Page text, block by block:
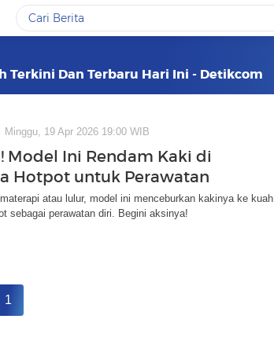
Terkini Dan Terbaru Hari Ini - Detikcom
Minggu, 19 Apr 2026 19:00 WIB
Model Ini Rendam Kaki di
Hotpot untuk Perawatan
atau lulur, model ini menceburkan kakinya ke kuah
sebagai perawatan diri. Begini aksinya!
1